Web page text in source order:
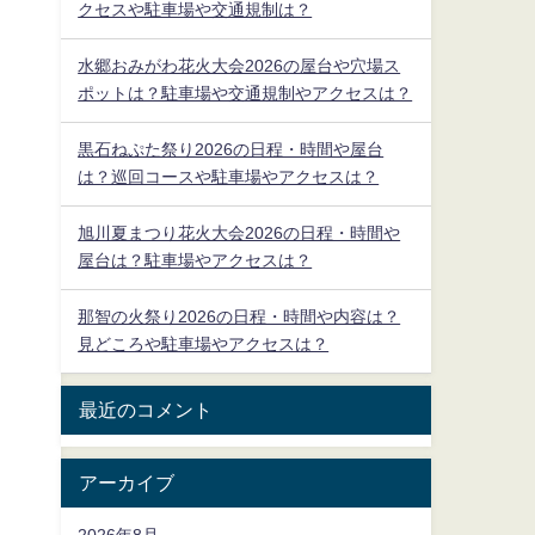
クセスや駐車場や交通規制は？
水郷おみがわ花火大会2026の屋台や穴場ス
ポットは？駐車場や交通規制やアクセスは？
黒石ねぷた祭り2026の日程・時間や屋台
は？巡回コースや駐車場やアクセスは？
旭川夏まつり花火大会2026の日程・時間や
屋台は？駐車場やアクセスは？
那智の火祭り2026の日程・時間や内容は？
見どころや駐車場やアクセスは？
最近のコメント
アーカイブ